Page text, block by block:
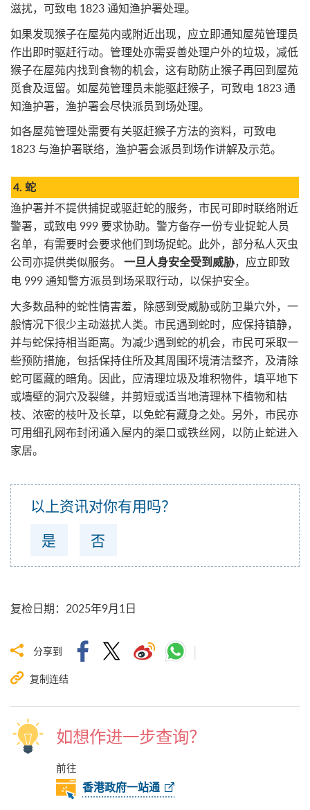
滋扰，可致电 1823 通知渔护署处理。
如果发现猴子在屋苑内或附近出现，应立即通知屋苑管理员
作出即时驱赶行动。管理处亦需妥善处理户外的垃圾，减低
猴子在屋苑内找到食物的机会，这有助防止猴子再回到屋苑
觅食及逗留。如屋苑管理员未能驱赶猴子，可致电 1823 通
知渔护署，渔护署会尽快派员到场处理。
如各屋苑管理处需要有关驱赶猴子方法的资料，可致电
1823 与渔护署联络，渔护署会派员到场作讲解及示范。
4. 蛇
渔护署并不提供捕捉或驱赶蛇的服务，市民可即时联络附近
警署，或致电 999 要求协助。警方备存一份专业捉蛇人员
名单，有需要时会要求他们到场捉蛇。此外，部分私人灭虫
公司亦提供类似服务。
一旦人身安全受到威胁，应立即致
电 999 通知警方派员到场采取行动，以保护安全。
大多数品种的蛇性情害羞，除感到受威胁或防卫巢穴外，一
般情况下很少主动滋扰人类。市民遇到蛇时，应保持镇静，
并与蛇保持相当距离。为减少遇到蛇的机会，市民可采取一
些预防措施，包括保持住所及其周围环境清洁整齐，及清除
蛇可匿藏的暗角。因此，应清理垃圾及堆积物件，填平地下
或墙壁的洞穴及裂缝，并剪短或适当地清理林下植物和枯
枝、浓密的枝叶及长草，以免蛇有藏身之处。另外，市民亦
可用细孔网布封闭通入屋内的渠口或铁丝网，以防止蛇进入
家居。
以上资讯对你有用吗？
是
否
复检日期： 2025年9月1日
分享到
复制连结
如想作进一步查询？
前往
香港政府一站通